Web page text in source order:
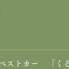
ストカー 「く